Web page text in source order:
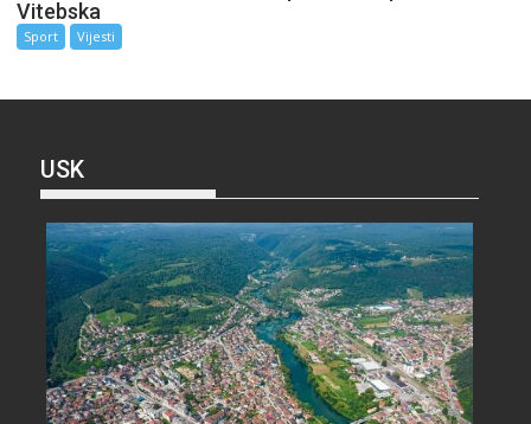
Vitebska
Sport Vijesti
USK